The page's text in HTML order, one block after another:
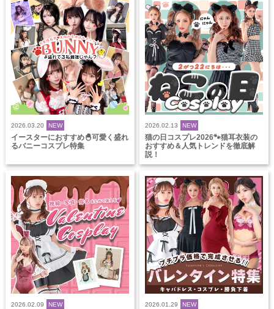
2026.03.20 NEW
イースターにおすすめ🐣可愛く盛れ
るバニーコスプレ特集
2026.02.13 NEW
猫の日コスプレ2026🐾猫耳衣装の
おすすめ＆人気トレンドを徹底解
説！
2026.02.09 NEW 2026.01.29 NEW